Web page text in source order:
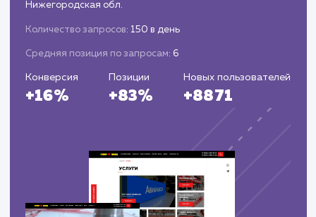
стратегически продуманная рекламная кампания
могут в совокупности создать выдающуюся
Авито.
Вас могут